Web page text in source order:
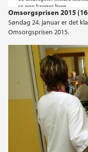
Omsorgsprisen 2015
Søndag 24. januar er det
Omsorgsprisen 2015.